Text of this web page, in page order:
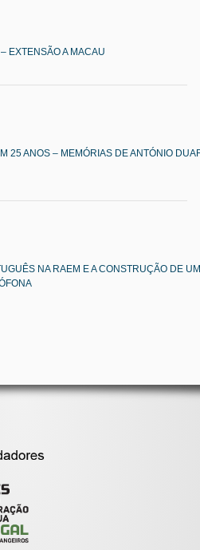
EXTENSÃO A MACAU
25 ANOS – MEMÓRIAS DE ANTÓNIO
NA RAEM E A CONSTRUÇÃO DE